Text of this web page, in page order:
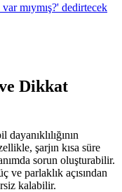
mıymış?' dedirtecek
Dikkat
şarjın kısa süre
sorun oluşturabilir.
ve parlaklık açısından
kalabilir.